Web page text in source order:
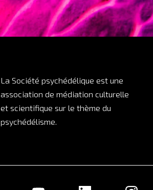
La Société psychédélique est une
association de médiation culturelle
et scientifique sur le thème du
psychédélisme.